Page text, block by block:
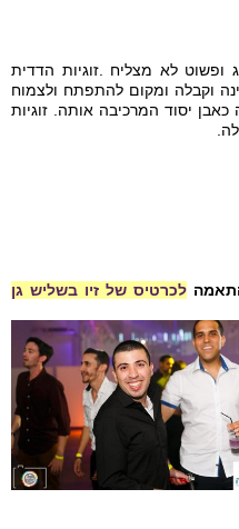
ופשוט לא מצליח .זוגיות הדדית
וקבלה ומקום להתפתח ולצמוח
כאבן יסוד המרכיבה אותה. זוגיות
לכרטיס של זיו בשליש גן